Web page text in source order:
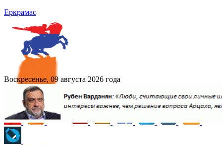
Еркрамас
Воскресенье, 09 августа 2026 года